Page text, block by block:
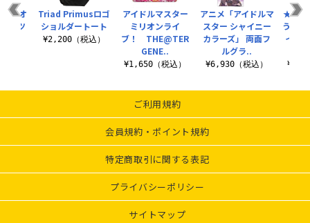
アイドルマスター
ミリオンライ
ブ！ THE@TER
GENE..
¥1,650（税込）
アニメ「アイドルマ
スター シャイニー
カラーズ」 両面フ
ルグラ..
¥6,930（税込）
★限定
う夏]
イブ
ネオ
ャツ
Triad Primusロゴ
ショルダートート
¥2,200（税込）
ご利用規約
会員規約・ポイント規約
特定商取引に関する表記
プライバシーポリシー
サイトマップ